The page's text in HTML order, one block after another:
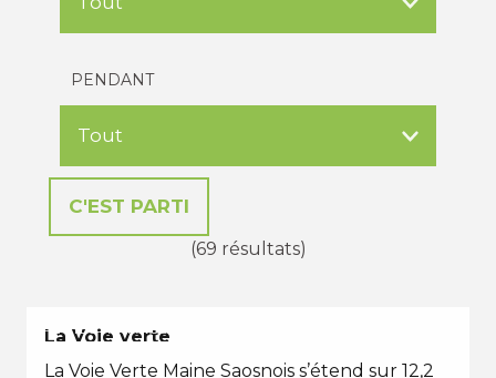
PENDANT
(69 résultats)
PETITES VACANCES
La Voie verte
La Voie Verte Maine Saosnois s’étend sur 12,2